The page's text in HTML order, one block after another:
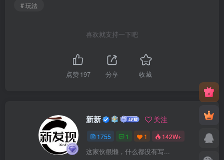
# 玩法
喜欢就支持一下吧
点赞197 分享 收藏
新新 关注
1755 1 1 142W+
这家伙很懒，什么都没有写...